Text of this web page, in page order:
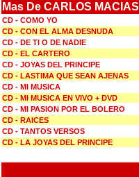
Mas De CARLOS MACIAS
CD - COMO YO
CD - CON EL ALMA DESNUDA
CD - DE TI O DE NADIE
CD - EL CARTERO
CD - JOYAS DEL PRINCIPE
CD - LASTIMA QUE SEAN AJENAS
CD - MI MUSICA
CD - MI MUSICA EN VIVO + DVD
CD - MI PASION POR EL BOLERO
CD - RAICES
CD - TANTOS VERSOS
CD - LA JOYAS DEL PRINCIPE